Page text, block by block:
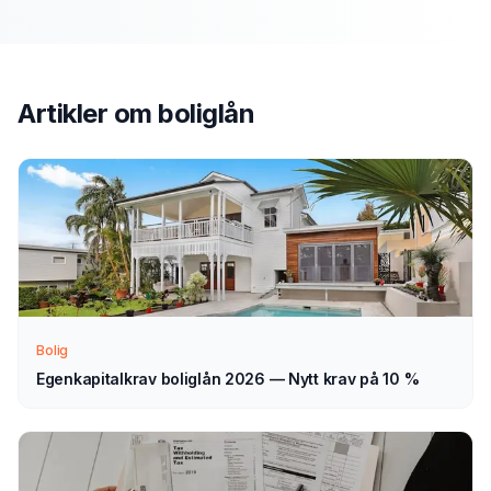
2
Vi går gjennom forespørselen din og tar kontakt med
veiledning — normalt innen 1–2 virkedager.
3 Velg selv
Sammenlign aktuelle tilbud i ro og mak, og velg det som
Tips for å få best muligboliglåniSki
Sammenlign alltid flere tilbud— renteforskjellen
Artikler om boliglån
Bolig
Egenkapitalkrav boliglån 2026 — Nytt krav på 10 %